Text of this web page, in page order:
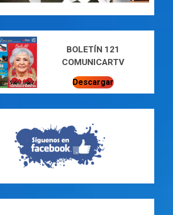
BOLETÍN 121
COMUNICARTV
Descargar